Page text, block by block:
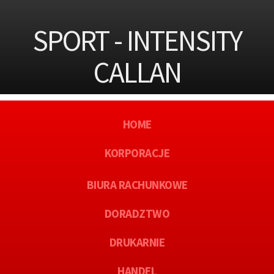
SPORT - INTENSITY
CALLAN
HOME
KORPORACJE
BIURA RACHUNKOWE
DORADZTWO
DRUKARNIE
HANDEL